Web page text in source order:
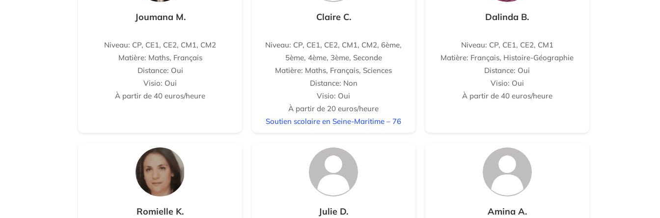
Joumana M.
Niveau: CP, CE1, CE2, CM1, CM2
Matière: Maths, Français
Distance: Oui
Visio: Oui
À partir de 40 euros/heure
Claire C.
Niveau: CP, CE1, CE2, CM1, CM2, 6ème,
5ème, 4ème, 3ème, Seconde
Matière: Maths, Français, Sciences
Distance: Non
Visio: Oui
À partir de 20 euros/heure
Soutien scolaire en Seine-Maritime – 76
Dalinda B.
Niveau: CP, CE1, CE2, CM1
Matière: Français, Histoire-Géographie
Distance: Oui
Visio: Oui
À partir de 40 euros/heure
Romielle K. Julie D. Amina A.